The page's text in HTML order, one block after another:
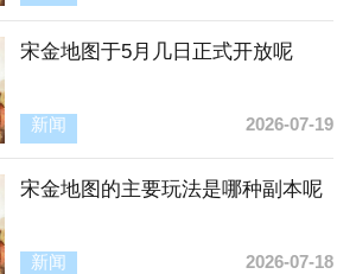
宋金地图于5月几日正式开放呢
新闻 2026-07-19
宋金地图的主要玩法是哪种副本呢
新闻 2026-07-18